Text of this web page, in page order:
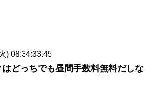
) 08:34:33.45
どっちでも昼間手数料無料だしな